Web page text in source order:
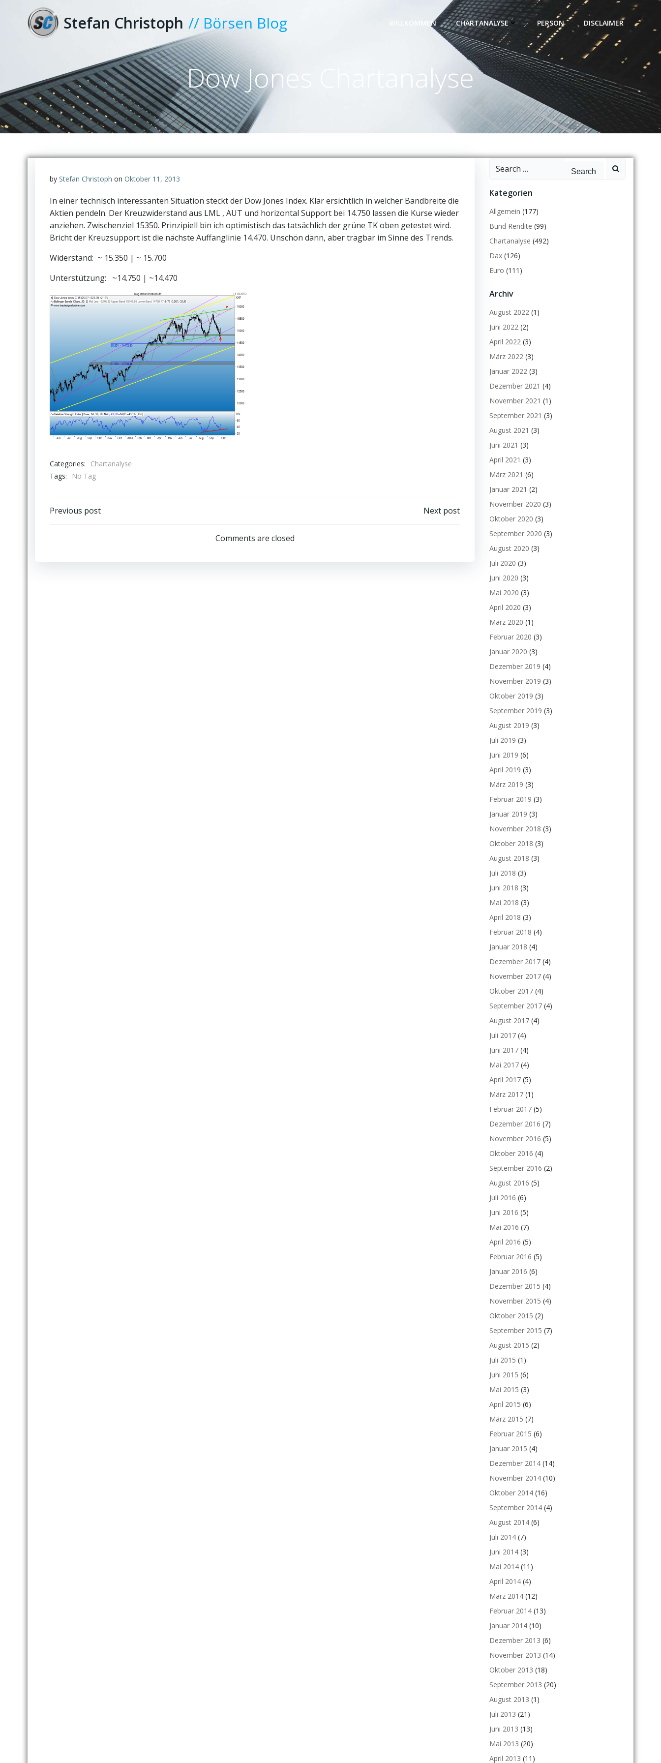
springen
Stefan Christoph // Börsen Blog WILLKOMMEN CHARTANALYSE PERSON DISCLAIMER
Dow Jones Chartanalyse
by Stefan Christoph on Oktober 11, 2013
In einer technisch interessanten Situation steckt der Dow Jones Index. Klar ersichtlich in welcher Bandbreite die
Aktien pendeln. Der Kreuzwiderstand aus LML , AUT und horizontal Support bei 14.750 lassen die Kurse wieder
anziehen. Zwischenziel 15350. Prinzipiell bin ich optimistisch das tatsächlich der grüne TK oben getestet wird.
Bricht der Kreuzsupport ist die nächste Auffanglinie 14.470. Unschön dann, aber tragbar im Sinne des Trends.
Widerstand: ~ 15.350 | ~ 15.700
Unterstützung: ~14.750 | ~14.470
Categories:
Chartanalyse
Tags:
No Tag
Post
Previous post
navigation
Next post
Comments are closed
Search
Kategorien
Allgemein (177)
Bund Rendite (99)
Chartanalyse (492)
Dax (126)
Euro (111)
Archiv
August 2022 (1)
Juni 2022 (2)
April 2022 (3)
März 2022 (3)
Januar 2022 (3)
Dezember 2021 (4)
November 2021 (1)
September 2021 (3)
August 2021 (3)
Juni 2021 (3)
April 2021 (3)
März 2021 (6)
Januar 2021 (2)
November 2020 (3)
Oktober 2020 (3)
September 2020 (3)
August 2020 (3)
Juli 2020 (3)
Juni 2020 (3)
Mai 2020 (3)
April 2020 (3)
März 2020 (1)
Februar 2020 (3)
Januar 2020 (3)
Dezember 2019 (4)
November 2019 (3)
Oktober 2019 (3)
September 2019 (3)
August 2019 (3)
Juli 2019 (3)
Juni 2019 (6)
April 2019 (3)
März 2019 (3)
Februar 2019 (3)
Januar 2019 (3)
November 2018 (3)
Oktober 2018 (3)
August 2018 (3)
Juli 2018 (3)
Juni 2018 (3)
Mai 2018 (3)
April 2018 (3)
Februar 2018 (4)
Januar 2018 (4)
Dezember 2017 (4)
November 2017 (4)
Oktober 2017 (4)
September 2017 (4)
August 2017 (4)
Juli 2017 (4)
Juni 2017 (4)
Mai 2017 (4)
April 2017 (5)
März 2017 (1)
Februar 2017 (5)
Dezember 2016 (7)
November 2016 (5)
Oktober 2016 (4)
September 2016 (2)
August 2016 (5)
Juli 2016 (6)
Juni 2016 (5)
Mai 2016 (7)
April 2016 (5)
Februar 2016 (5)
Januar 2016 (6)
Dezember 2015 (4)
November 2015 (4)
Oktober 2015 (2)
September 2015 (7)
August 2015 (2)
Juli 2015 (1)
Juni 2015 (6)
Mai 2015 (3)
April 2015 (6)
März 2015 (7)
Februar 2015 (6)
Januar 2015 (4)
Dezember 2014 (14)
November 2014 (10)
Oktober 2014 (16)
September 2014 (4)
August 2014 (6)
Juli 2014 (7)
Juni 2014 (3)
Mai 2014 (11)
April 2014 (4)
März 2014 (12)
Februar 2014 (13)
Januar 2014 (10)
Dezember 2013 (6)
November 2013 (14)
Oktober 2013 (18)
September 2013 (20)
August 2013 (1)
Juli 2013 (21)
Juni 2013 (13)
Mai 2013 (20)
April 2013 (11)